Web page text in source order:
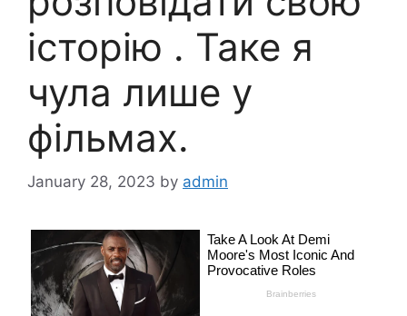
історію . Таке я
чула лише у
фільмах.
January 28, 2023 by admin